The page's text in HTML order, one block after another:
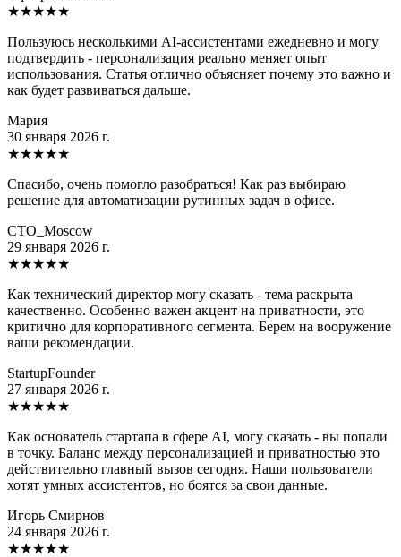
★★★★★
Пользуюсь несколькими AI-ассистентами ежедневно и могу
подтвердить - персонализация реально меняет опыт
использования. Статья отлично объясняет почему это важно и
как будет развиваться дальше.
Мария
30 января 2026 г.
★★★★★
Спасибо, очень помогло разобраться! Как раз выбираю
решение для автоматизации рутинных задач в офисе.
CTO_Moscow
29 января 2026 г.
★★★★★
Как технический директор могу сказать - тема раскрыта
качественно. Особенно важен акцент на приватности, это
критично для корпоративного сегмента. Берем на вооружение
ваши рекомендации.
StartupFounder
27 января 2026 г.
★★★★★
Как основатель стартапа в сфере AI, могу сказать - вы попали
в точку. Баланс между персонализацией и приватностью это
действительно главный вызов сегодня. Наши пользователи
хотят умных ассистентов, но боятся за свои данные.
Игорь Смирнов
24 января 2026 г.
★★★★★